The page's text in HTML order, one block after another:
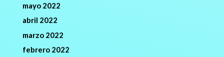
mayo 2022
abril 2022
marzo 2022
febrero 2022